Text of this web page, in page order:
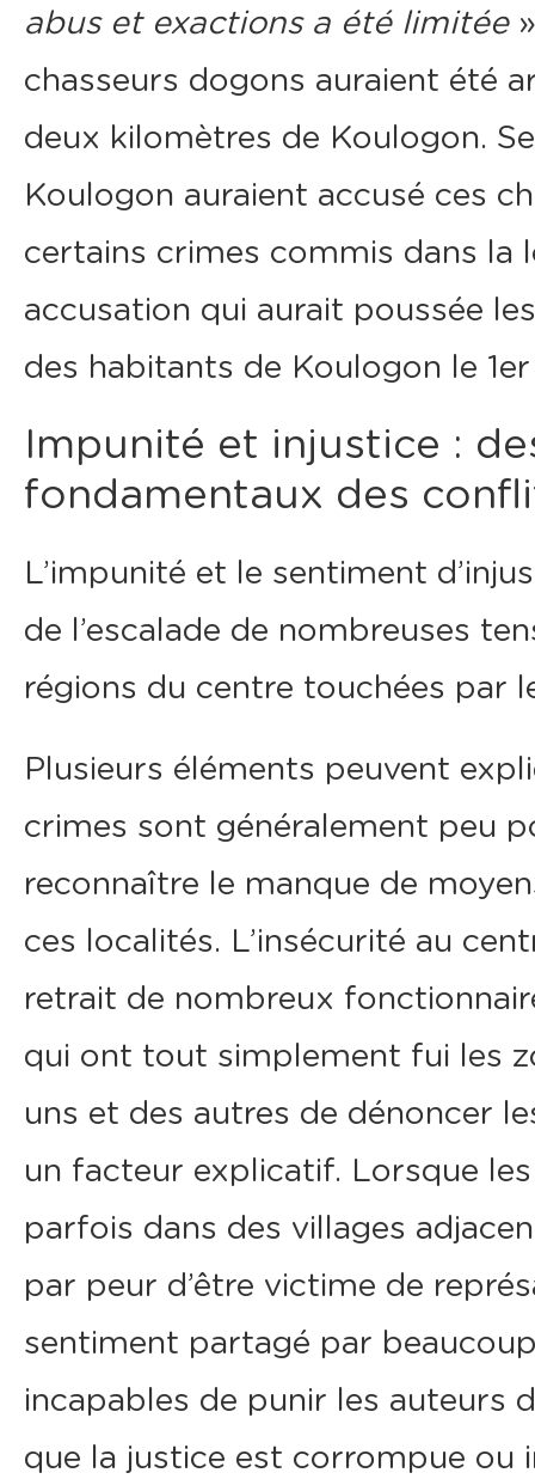
abus et exactions a été limitée
chasseurs dogons auraient été
deux kilomètres de Koulogon.
Koulogon auraient accusé ces
certains crimes commis dans la
accusation qui aurait poussée
des habitants de Koulogon le
Impunité et injustice :
fondamentaux des
L’impunité et le sentiment
de l’escalade de nombreuses
régions du centre touchées par
Plusieurs éléments peuvent
crimes sont généralement peu
reconnaître le manque de
ces localités. L’insécurité au
retrait de nombreux
qui ont tout simplement fui les
uns et des autres de dénoncer
un facteur explicatif. Lorsque
parfois dans des villages
par peur d’être victime de
sentiment partagé par
incapables de punir les auteurs
que la justice est corrompue ou